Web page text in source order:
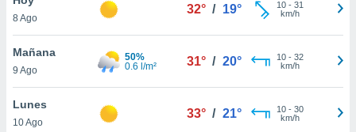
en
más
nuestra
8 Ago
32° / 19° 10- 31
km/h
Mañana
9 Ago
50%
0.6 l/m²
31° / 20° 10- 32
km/h
Lunes
10 Ago
33° / 21° 10- 30
km/h